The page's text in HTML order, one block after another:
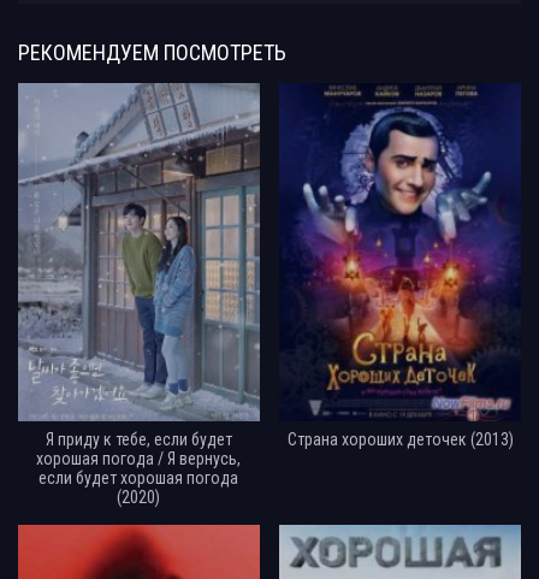
РЕКОМЕНДУЕМ ПОСМОТРЕТЬ
Я приду к тебе, если будет
хорошая погода / Я вернусь,
если будет хорошая погода
(2020)
Страна хороших деточек (2013)